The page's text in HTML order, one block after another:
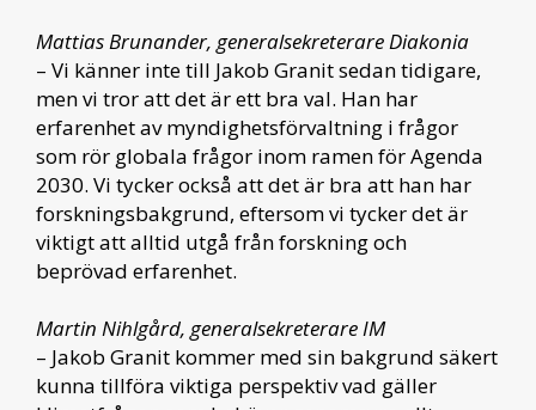
Mattias Brunander, generalsekreterare Diakonia
– Vi känner inte till Jakob Granit sedan tidigare,
men vi tror att det är ett bra val. Han har
erfarenhet av myndighetsförvaltning i frågor
som rör globala frågor inom ramen för Agenda
2030. Vi tycker också att det är bra att han har
forskningsbakgrund, eftersom vi tycker det är
viktigt att alltid utgå från forskning och
beprövad erfarenhet.
Martin Nihlgård, generalsekreterare IM
– Jakob Granit kommer med sin bakgrund säkert
kunna tillföra viktiga perspektiv vad gäller